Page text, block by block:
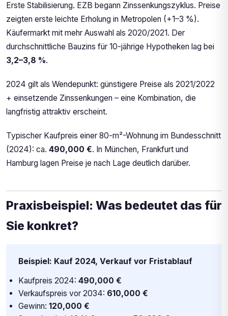
Erste Stabilisierung. EZB begann Zinssenkungszyklus. Preise
zeigten erste leichte Erholung in Metropolen (+1–3 %).
Käufermarkt mit mehr Auswahl als 2020/2021. Der
durchschnittliche Bauzins für 10-jährige Hypotheken lag bei
3,2–3,8 %.
2024 gilt als Wendepunkt: günstigere Preise als 2021/2022
+ einsetzende Zinssenkungen – eine Kombination, die
langfristig attraktiv erscheint.
Typischer Kaufpreis einer 80-m²-Wohnung im Bundesschnitt
(2024): ca. 490,000 €. In München, Frankfurt und
Hamburg lagen Preise je nach Lage deutlich darüber.
Praxisbeispiel: Was bedeutet das für
Sie konkret?
Beispiel: Kauf 2024, Verkauf vor Fristablauf
Kaufpreis 2024: 490,000 €
Verkaufspreis vor 2034: 610,000 €
Gewinn: 120,000 €